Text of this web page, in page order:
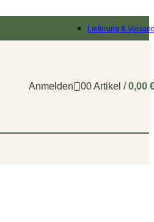
Lieferung &
Anmelden 00Artikel / 0,00